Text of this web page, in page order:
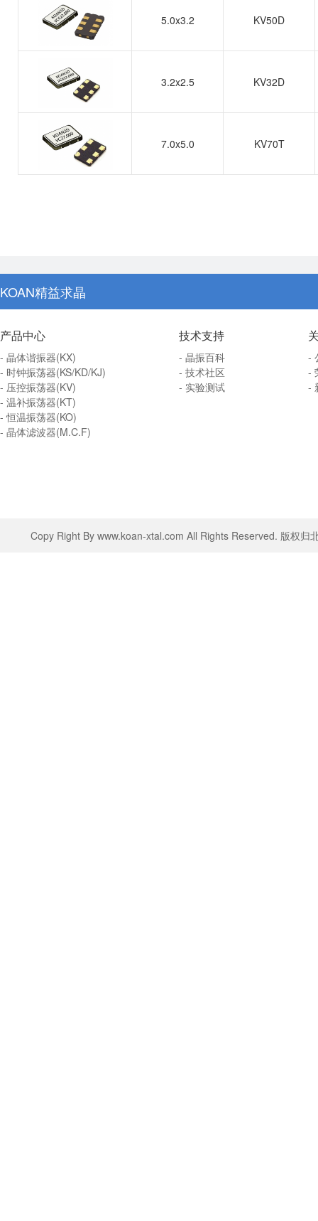
5.0x3.2 KV50D
3.2x2.5 KV32D
7.0x5.0 KV70T
KOAN精益求晶
产品中心
- 晶体谐振器(KX)
- 时钟振荡器(KS/KD/KJ)
- 压控振荡器(KV)
- 温补振荡器(KT)
- 恒温振荡器(KO)
- 晶体滤波器(M.C.F)
技术支持
- 晶振百科
- 技术社区
- 实验测试
-
-
-
Copy Right By www.koan-xtal.com All Rights Reserved. 版权归